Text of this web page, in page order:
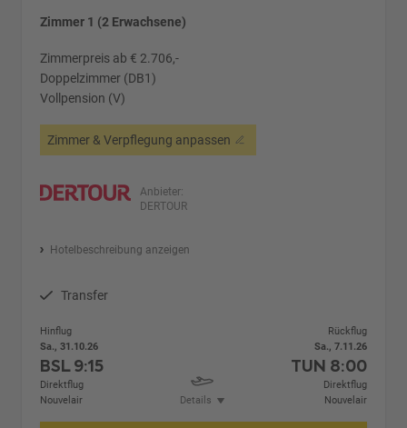
Zimmer 1 (2 Erwachsene)
Zimmerpreis ab € 2.706,-
Doppelzimmer (DB1)
Vollpension (V)
Zimmer & Verpflegung anpassen
Anbieter:
DERTOUR
Hotelbeschreibung anzeigen
Transfer
Hinflug
Sa., 31.10.26
BSL9:15
Direktflug
Nouvelair
Details
Rückflug
Sa., 7.11.26
TUN 8:00
Direktflug
Nouvelair